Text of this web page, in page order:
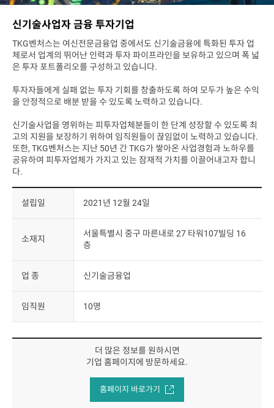
신기술사업자 금융 투자기업
TKG벤처스는 여신전문금융업 중에서도 신기술금융에 특화된 투자 업
체로서 업계의 뛰어난 인력과 투자 파이프라인을 보유하고 있으며 폭 넓
은 투자 포트폴리오를 구성하고 있습니다.
투자자들에게 실패 없는 투자 기회를 창출하도록 하여 모두가 높은 수익
을 안정적으로 배분 받을 수 있도록 노력하고 있습니다.
신기술사업을 영위하는 피투자업체분들이 한 단계 성장할 수 있도록 최
고의 지원을 보장하기 위하여 임직원들이 끊임없이 노력하고 있습니다.
또한, TKG벤처스는 지난 50년 간 TKG가 쌓아온 사업경험과 노하우를
공유하여 피투자업체가 가지고 있는 잠재적 가치를 이끌어내고자 합니
다.
설립일 2021년 12월 24일
소재지
서울특별시 중구 마른내로 27 타워107빌딩 16
층
업 종 신기술금융업
임직원 10명
더 많은 정보를 원하시면
기업 홈페이지에 방문하세요.
홈페이지 바로가기